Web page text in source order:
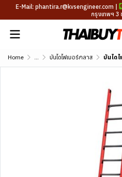
E-Mail: phantira.r@kvsengineer.com |
กรุงเทพฯ 3
Home ... บันไดไฟเบอร์กลาส บันไดไฟเบ